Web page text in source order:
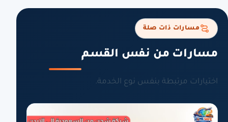
مسارات ذات صلة
مسارات من نفس القسم
اختيارات مرتبطة بنفس نوع الخدمة.